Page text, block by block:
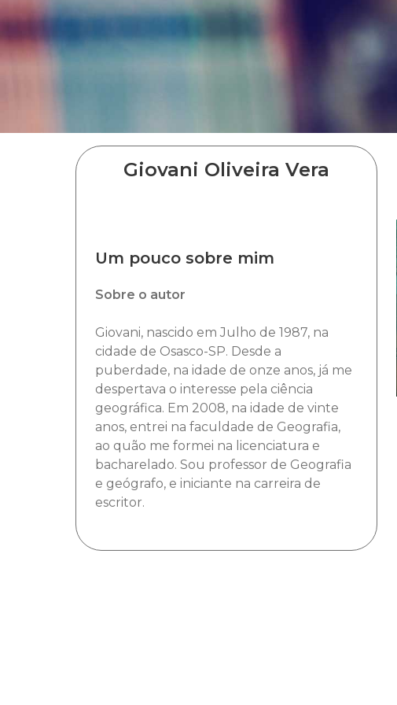
Giovani Oliveira Vera
Um pouco sobre mim
Sobre o autor
Giovani, nascido em Julho de 1987, na
cidade de Osasco-SP. Desde a
puberdade, na idade de onze anos, já me
despertava o interesse pela ciência
geográfica. Em 2008, na idade de vinte
anos, entrei na faculdade de Geografia,
ao quão me formei na licenciatura e
bacharelado. Sou professor de Geografia
e geógrafo, e iniciante na carreira de
escritor.